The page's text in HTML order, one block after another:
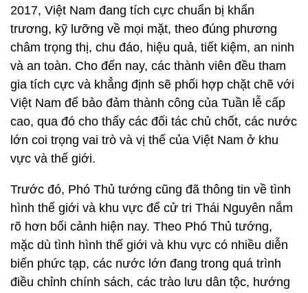
2017, Việt Nam đang tích cực chuẩn bị khẩn
trương, kỹ lưỡng về mọi mặt, theo đúng phương
châm trọng thị, chu đáo, hiệu quả, tiết kiệm, an ninh
và an toàn. Cho đến nay, các thành viên đều tham
gia tích cực và khẳng định sẽ phối hợp chặt chẽ với
Việt Nam để bảo đảm thành công của Tuần lễ cấp
cao, qua đó cho thấy các đối tác chủ chốt, các nước
lớn coi trọng vai trò và vị thế của Việt Nam ở khu
vực và thế giới.
Trước đó, Phó Thủ tướng cũng đã thông tin về tình
hình thế giới và khu vực để cử tri Thái Nguyên nắm
rõ hơn bối cảnh hiện nay. Theo Phó Thủ tướng,
mặc dù tình hình thế giới và khu vực có nhiều diễn
biến phức tạp, các nước lớn đang trong quá trình
điều chỉnh chính sách, các trào lưu dân tộc, hướng